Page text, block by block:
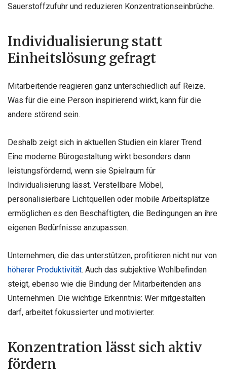
Sauerstoffzufuhr und reduzieren Konzentrationseinbrüche.
Individualisierung statt
Einheitslösung gefragt
Mitarbeitende reagieren ganz unterschiedlich auf Reize.
Was für die eine Person inspirierend wirkt, kann für die
andere störend sein.
Deshalb zeigt sich in aktuellen Studien ein klarer Trend:
Eine moderne Bürogestaltung wirkt besonders dann
leistungsfördernd, wenn sie Spielraum für
Individualisierung lässt. Verstellbare Möbel,
personalisierbare Lichtquellen oder mobile Arbeitsplätze
ermöglichen es den Beschäftigten, die Bedingungen an ihre
eigenen Bedürfnisse anzupassen.
Unternehmen, die das unterstützen, profitieren nicht nur von
höherer Produktivität. Auch das subjektive Wohlbefinden
steigt, ebenso wie die Bindung der Mitarbeitenden ans
Unternehmen. Die wichtige Erkenntnis: Wer mitgestalten
darf, arbeitet fokussierter und motivierter.
Konzentration lässt sich aktiv
fördern